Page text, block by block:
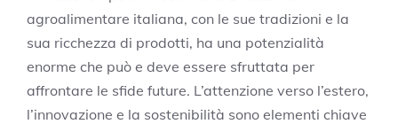
agroalimentare italiana, con le sue tradizioni e la
sua ricchezza di prodotti, ha una potenzialità
enorme che può e deve essere sfruttata per
affrontare le sfide future. L’attenzione verso l’estero,
l’innovazione e la sostenibilità sono elementi chiave